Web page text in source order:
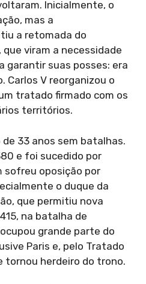
Inicialmente, o
mas a
a retomada do
viram a necessidade
garantir suas posses: era
Carlos V reorganizou o
tratado firmado com os
territórios.
33 anos sem batalhas.
e foi sucedido por
sofreu oposição por
o duque da
que permitiu nova
na batalha de
grande parte do
Paris e, pelo Tratado
tornou herdeiro do trono.